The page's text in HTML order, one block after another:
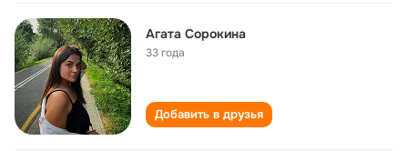
Агата Сорокина
33 года
Добавить в друзья